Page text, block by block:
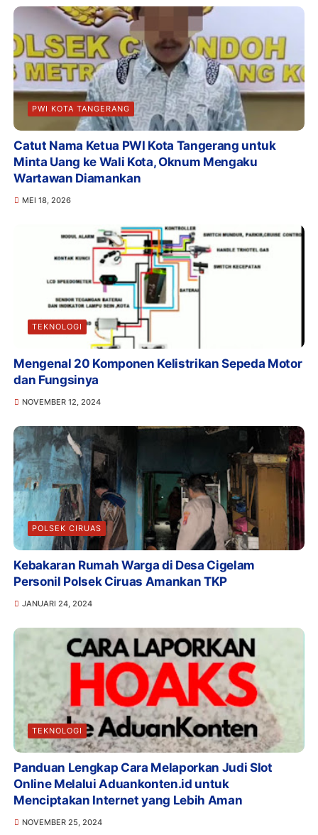
PWI KOTA TANGERANG
Catut Nama Ketua PWI Kota Tangerang untuk
Minta Uang ke Wali Kota, Oknum Mengaku
Wartawan Diamankan
MEI 18, 2026
TEKNOLOGI
Mengenal 20 Komponen Kelistrikan Sepeda Motor
dan Fungsinya
NOVEMBER 12, 2024
POLSEK CIRUAS
Kebakaran Rumah Warga di Desa Cigelam
Personil Polsek Ciruas Amankan TKP
JANUARI 24, 2024
TEKNOLOGI
Panduan Lengkap Cara Melaporkan Judi Slot
Online Melalui Aduankonten.id untuk
Menciptakan Internet yang Lebih Aman
NOVEMBER 25, 2024